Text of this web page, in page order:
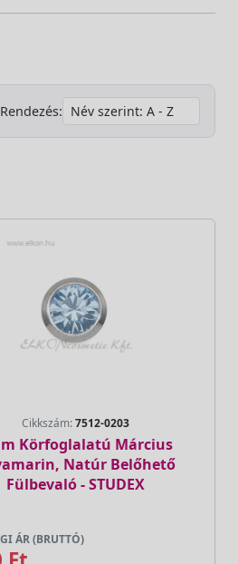
Rendezés:
Cikkszám:7512-0203
Körfoglalatú Március
Natúr Belőhető
Fülbevaló - STUDEX
ÁR (BRUTTÓ)